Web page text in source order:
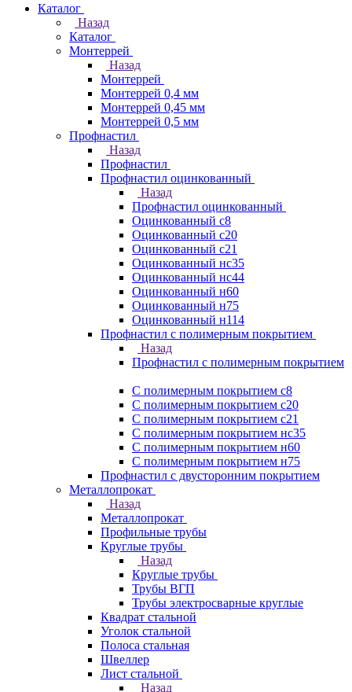
Каталог
Назад
Каталог
Монтеррей
Назад
Монтеррей
Монтеррей 0,4 мм
Монтеррей 0,45 мм
Монтеррей 0,5 мм
Профнастил
Назад
Профнастил
Профнастил оцинкованный
Назад
Профнастил оцинкованный
Оцинкованный с8
Оцинкованный с20
Оцинкованный с21
Оцинкованный нс35
Оцинкованный нс44
Оцинкованный н60
Оцинкованный н75
Оцинкованный н114
Профнастил с полимерным покрытием
Назад
Профнастил с полимерным покрытием
С полимерным покрытием с8
С полимерным покрытием с20
С полимерным покрытием с21
С полимерным покрытием нс35
С полимерным покрытием н60
С полимерным покрытием н75
Профнастил с двусторонним покрытием
Металлопрокат
Назад
Металлопрокат
Профильные трубы
Круглые трубы
Назад
Круглые трубы
Трубы ВГП
Трубы электросварные круглые
Квадрат стальной
Уголок стальной
Полоса стальная
Швеллер
Лист стальной
Назад